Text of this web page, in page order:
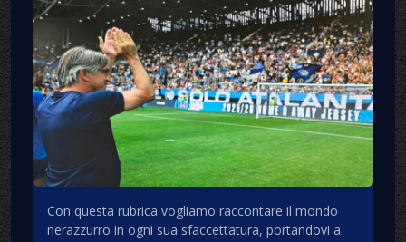
Con questa rubrica vogliamo raccontare il mondo
nerazzurro in ogni sua sfaccettatura, portandovi a